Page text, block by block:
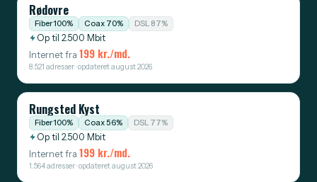
Rødovre
Fiber 100% Coax 70% DSL 87%
Op til 2.500 Mbit
Internet fra 199 kr./md.
8.521 adresser · opdateret august 2026
Rungsted Kyst
Fiber 100% Coax 56% DSL 77%
Op til 2.500 Mbit
Internet fra 199 kr./md.
1.564 adresser · opdateret august 2026